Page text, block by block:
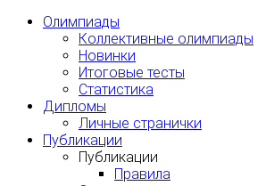
Олимпиады
Коллективные олимпиады
Новинки
Итоговые тесты
Статистика
Дипломы
Личные странички
Публикации
Публикации
Правила